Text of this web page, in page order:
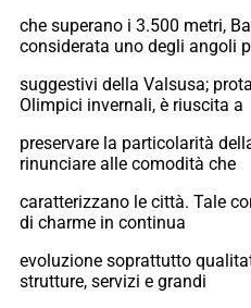
che superano i 3.500 metri,
considerata uno degli angoli
suggestivi della Valsusa;
Olimpici invernali, è riuscita a
preservare la particolarità
rinunciare alle comodità che
caratterizzano le città. Tale
di charme in continua
evoluzione soprattutto
strutture, servizi e grandi